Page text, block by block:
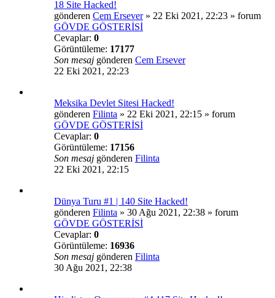
18 Site Hacked!
gönderen Cem Ersever» 22 Eki 2021, 22:23 » forum
GÖVDE GÖSTERİSİ
Cevaplar: 0
Görüntüleme: 17177
Son mesaj gönderen Cem Ersever
22 Eki 2021, 22:23
Meksika Devlet Sitesi Hacked!
gönderen Filinta » 22 Eki 2021, 22:15 » forum
GÖVDE GÖSTERİSİ
Cevaplar: 0
Görüntüleme: 17156
Son mesaj gönderen Filinta
22 Eki 2021, 22:15
Dünya Turu #1 | 140 Site Hacked!
gönderen Filinta » 30 Ağu 2021, 22:38 » forum
GÖVDE GÖSTERİSİ
Cevaplar: 0
Görüntüleme: 16936
Son mesaj gönderen Filinta
30 Ağu 2021, 22:38